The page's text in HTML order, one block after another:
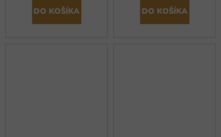
DO KOŠÍKA DO KOŠÍKA